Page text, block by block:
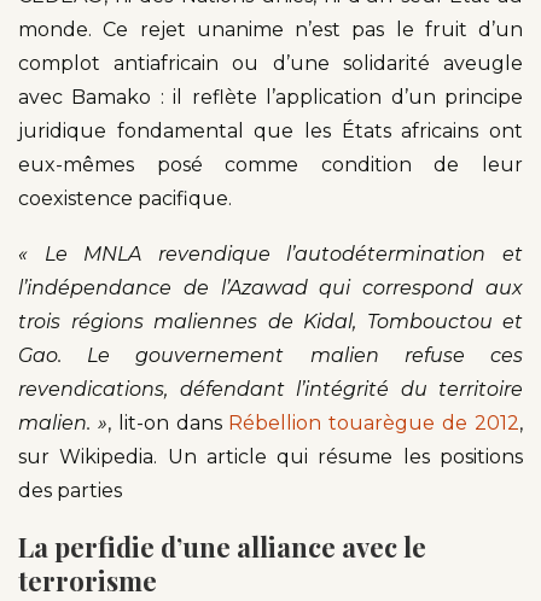
monde. Ce rejet unanime n’est pas le fruit d’un
complot antiafricain ou d’une solidarité aveugle
avec Bamako : il reflète l’application d’un principe
juridique fondamental que les États africains ont
eux-mêmes posé comme condition de leur
coexistence pacifique.
« Le MNLA revendique l’autodétermination et
l’indépendance de l’Azawad qui correspond aux
trois régions maliennes de Kidal, Tombouctou et
Gao. Le gouvernement malien refuse ces
revendications, défendant l’intégrité du territoire
malien. », lit-on dans Rébellion touarègue de 2012,
sur Wikipedia. Un article qui résume les positions
des parties
La perfidie d’une alliance avec le
terrorisme